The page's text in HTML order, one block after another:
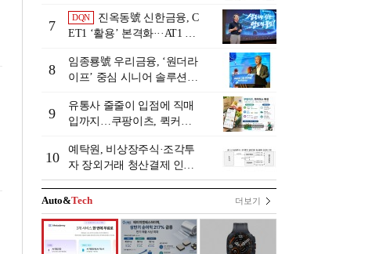
7
DQN
진옥동號 신한금융, C
ET1 ‘활용’ 본격화···AT1 늘
view]
8
임종룡號 우리금융, ‘원더라
이프’ 중심 시니어 솔루션
[금융 시니어 비즈니스 돋보
기]
9
유통사 줄줄이 입점에 직매
입까지…쿠팡이츠, 퀵커머
10
예탁원, 비상장주식·조각투
자 장외거래 청산결제 인프
라 구축 착수
Auto&Tech 더보기